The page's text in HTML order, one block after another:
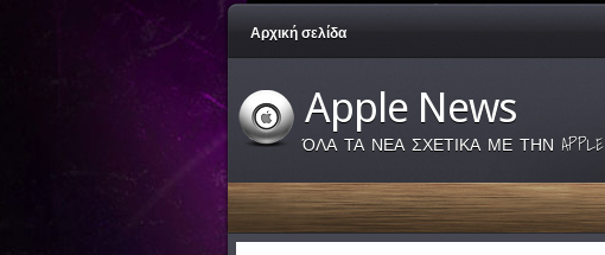
Αρχική σελίδα
Apple News
ΌΛΑ ΤΑ ΝΕΑ ΣΧΕΤΙΚΑ ΜΕ ΤΗΝ APPLE